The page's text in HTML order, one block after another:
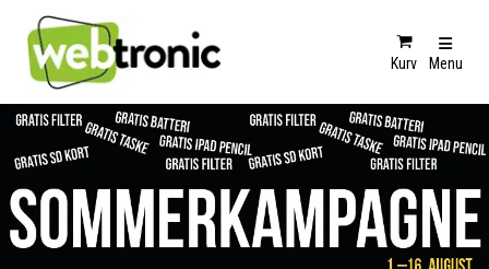
Kurv Menu